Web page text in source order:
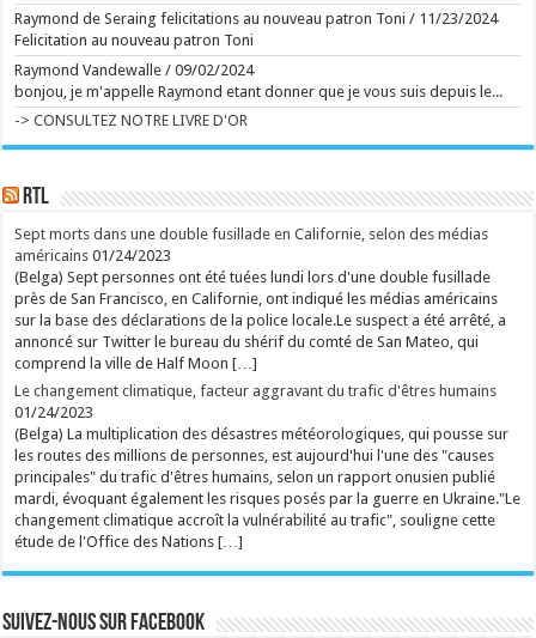
Ecrit le 05/08 09:42
Raymond de Seraing felicitations au nouveau patron Toni / 11/23/2024
Felicitation au nouveau patron Toni
Raymond Vandewalle /09/02/2024
bonjou, je m'appelle Raymond etant donner que je vous suis depuis le...
-> CONSULTEZ NOTRE LIVRE D'OR
RTL
Sept morts dans une double fusillade en Californie, selon des médias
américains 01/24/2023
(Belga) Sept personnes ont été tuées lundi lors d'une double fusillade
près de San Francisco, en Californie, ont indiqué les médias américains
sur la base des déclarations de la police locale.Le suspect a été arrêté, a
annoncé sur Twitter le bureau du shérif du comté de San Mateo, qui
comprend la ville de Half Moon […]
Le changement climatique, facteur aggravant du trafic d'êtres humains
01/24/2023
(Belga) La multiplication des désastres météorologiques, qui pousse sur
les routes des millions de personnes, est aujourd'hui l'une des "causes
principales" du trafic d'êtres humains, selon un rapport onusien publié
mardi, évoquant également les risques posés par la guerre en Ukraine."Le
changement climatique accroît la vulnérabilité au trafic", souligne cette
étude de l'Office des Nations […]
Suivez-nous sur Facebook